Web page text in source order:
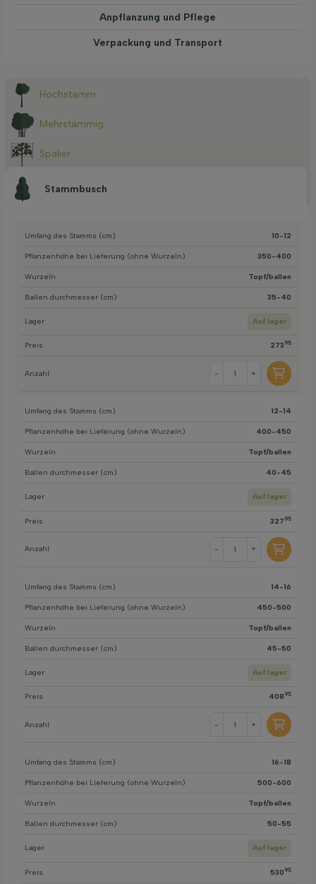
Anpflanzung und Pflege
Verpackung und Transport
Stammbusch
Hochstamm
Mehrstämmig
Spalier
Umfang des Stamms (cm) 10-12
Pflanzenhöhe bei Lieferung (ohne Wurzeln) 350-400
Wurzeln Topf/ballen
Ballen durchmesser (cm) 35-40
Lager Auf lager
Preis 273 95
Anzahl - +
Umfang des Stamms (cm) 12-14
Pflanzenhöhe bei Lieferung (ohne Wurzeln) 400-450
Wurzeln Topf/ballen
Ballen durchmesser (cm) 40-45
Lager Auf lager
Preis 327 95
Anzahl - +
Umfang des Stamms (cm) 14-16
Pflanzenhöhe bei Lieferung (ohne Wurzeln) 450-500
Wurzeln Topf/ballen
Ballen durchmesser (cm) 45-50
Lager Auf lager
Preis 408 95
Anzahl - +
Umfang des Stamms (cm) 16-18
Pflanzenhöhe bei Lieferung (ohne Wurzeln) 500-600
Wurzeln Topf/ballen
Ballen durchmesser (cm) 50-55
Lager Auf lager
Preis 530 95